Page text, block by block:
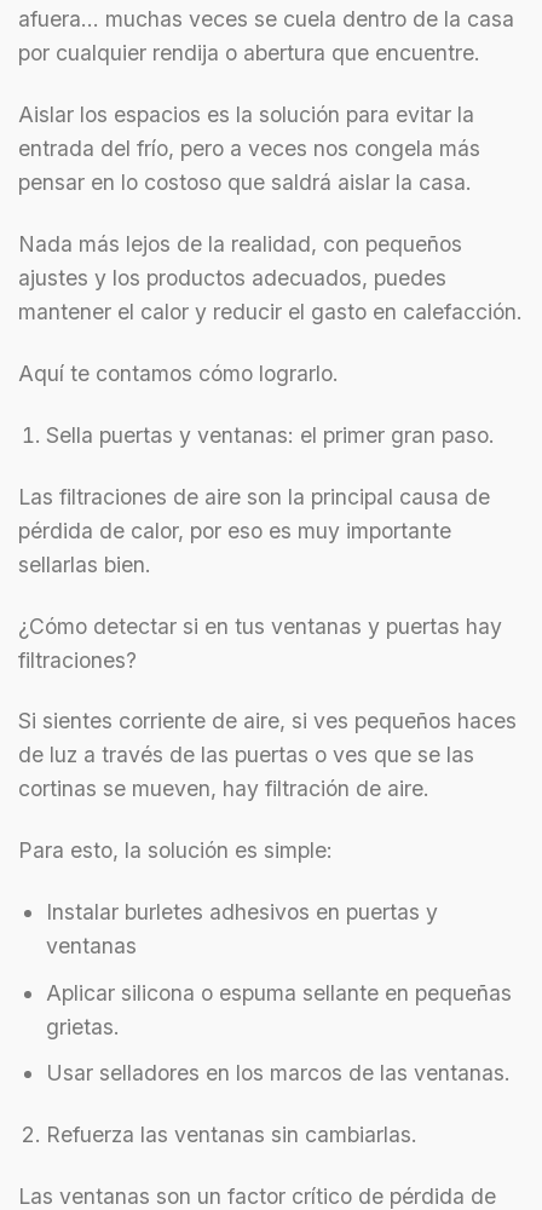
afuera… muchas veces se cuela dentro de la casa
por cualquier rendija o abertura que encuentre.
Aislar los espacios es la solución para evitar la
entrada del frío, pero a veces nos congela más
pensar en lo costoso que saldrá aislar la casa.
Nada más lejos de la realidad, con pequeños
ajustes y los productos adecuados, puedes
mantener el calor y reducir el gasto en calefacción.
Aquí te contamos cómo lograrlo.
Sella puertas y ventanas: el primer gran paso.
Las filtraciones de aire son la principal causa de
pérdida de calor, por eso es muy importante
sellarlas bien.
¿Cómo detectar si en tus ventanas y puertas hay
filtraciones?
Si sientes corriente de aire, si ves pequeños haces
de luz a través de las puertas o ves que se las
cortinas se mueven, hay filtración de aire.
Para esto, la solución es simple:
Instalar burletes adhesivos en puertas y
ventanas
Aplicar silicona o espuma sellante en pequeñas
grietas.
Usar selladores en los marcos de las ventanas.
Refuerza las ventanas sin cambiarlas.
Las ventanas son un factor crítico de pérdida de